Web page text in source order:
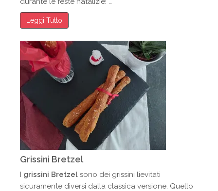
Leggi Tutto
Grissini Bretzel
I grissini Bretzel sono dei grissini lievitati
sicuramente diversi dalla classica versione. Quello